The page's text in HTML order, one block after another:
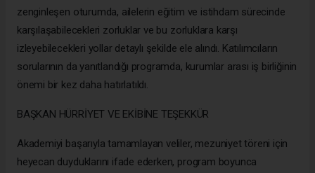
zenginleşen oturumda, ailelerin eğitim ve istihdam sürecinde
karşılaşabilecekleri zorluklar ve bu zorluklara karşı
izleyebilecekleri yollar detaylı şekilde ele alındı. Katılımcıların
sorularının da yanıtlandığı programda, kurumlar arası iş birliğinin
önemi bir kez daha hatırlatıldı.
BAŞKAN HÜRRİYET VE EKİBİNE TEŞEKKÜR
Akademiyi başarıyla tamamlayan veliler, mezuniyet töreni için
heyecan duyduklarını ifade ederken, program boyunca